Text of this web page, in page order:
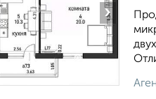
›